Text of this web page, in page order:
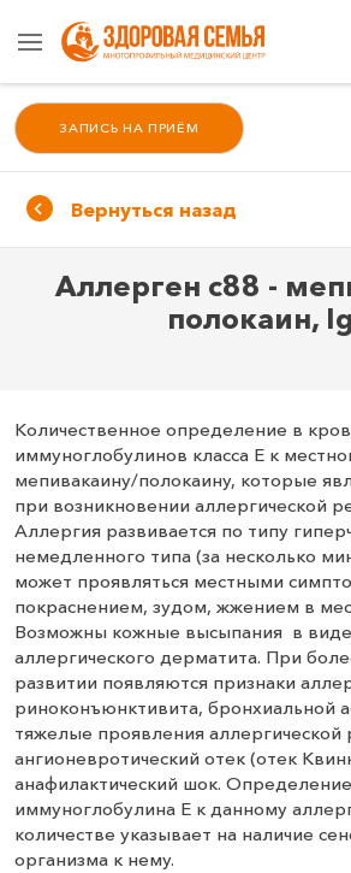
ЗАПИСЬ НА ПРИЁМ
Вернуться назад
Аллерген c88 ‑
полокаин,
Количественное определение в
иммуноглобулинов класса E к
мепивакаину/полокаину, которые
при возникновении аллергической
Аллергия развивается по типу
немедленного типа (за несколько
может проявляться местными
покраснением, зудом, жжением в
Возможны кожные высыпания в
аллергического дерматита. При
развитии появляются признаки
риноконъюнктивита, бронхиальной
тяжелые проявления аллергической
ангионевротический отек (отек
анафилактический шок.
иммуноглобулина Е к данному
количестве указывает на наличие
организма к нему.